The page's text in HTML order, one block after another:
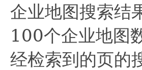
企业地图搜索结
100个企业地图
经检索到的页的